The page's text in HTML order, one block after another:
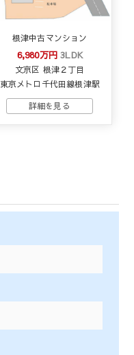
根津中古マンション
6,980万円3LDK
文京区 根津２丁目
東京メトロ千代田線根津駅